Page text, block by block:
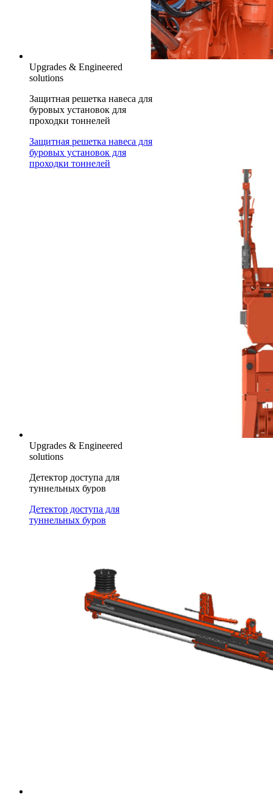
Upgrades & Engineered
solutions
Защитная решетка навеса для
буровых установок для
проходки тоннелей
Защитная решетка навеса для
буровых установок для
проходки тоннелей
Upgrades & Engineered
solutions
Детектор доступа для
туннельных буров
Детектор доступа для
туннельных буров